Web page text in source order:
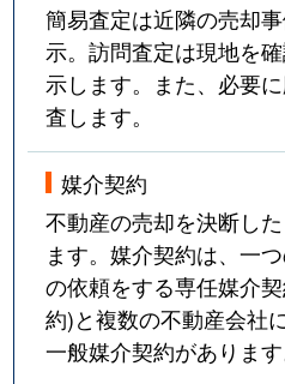
簡易査定は近隣の売却
示。訪問査定は現地を
示します。また、必要
査します。
媒介契約
不動産の売却を決断し
ます。媒介契約は、一
の依頼をする専任媒介
約)と複数の不動産会社
一般媒介契約があります